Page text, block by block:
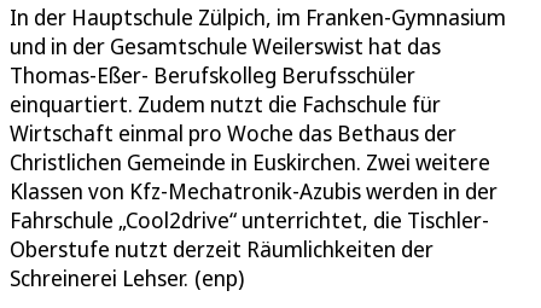
In der Hauptschule Zülpich, im Franken-Gymnasium
und in der Gesamtschule Weilerswist hat das
Thomas-Eßer- Berufskolleg Berufsschüler
einquartiert. Zudem nutzt die Fachschule für
Wirtschaft einmal pro Woche das Bethaus der
Christlichen Gemeinde in Euskirchen. Zwei weitere
Klassen von Kfz-Mechatronik-Azubis werden in der
Fahrschule „Cool2drive“ unterrichtet, die Tischler-
Oberstufe nutzt derzeit Räumlichkeiten der
Schreinerei Lehser. (enp)